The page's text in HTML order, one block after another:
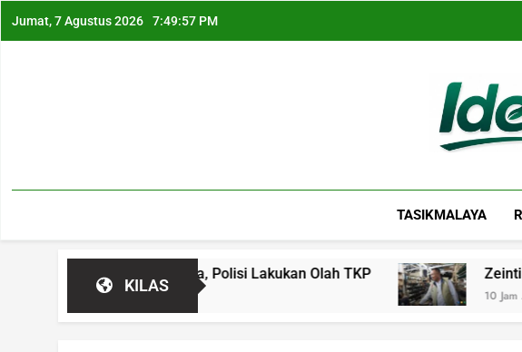
Jumat, 7 Agustus 2026 7:49:58 PM
TASIKMALAYA
KILAS
Warga, Polisi Lakukan Olah TKP Zeintin Jadi
10 Jam Ago